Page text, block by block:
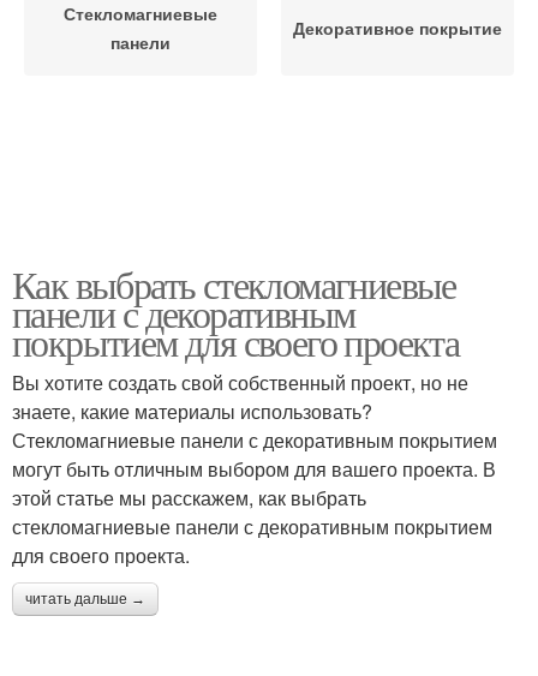
Стекломагниевые
панели
Декоративное покрытие
Как выбрать стекломагниевые
панели с декоративным
покрытием для своего проекта
Вы хотите создать свой собственный проект, но не
знаете, какие материалы использовать?
Стекломагниевые панели с декоративным покрытием
могут быть отличным выбором для вашего проекта. В
этой статье мы расскажем, как выбрать
стекломагниевые панели с декоративным покрытием
для своего проекта.
читать дальше →